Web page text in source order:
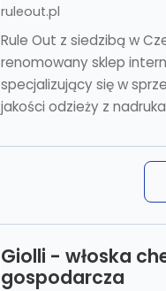
ruleout.pl
Rule Out z siedzibą w
renomowany sklep
specjalizujący się w
jakości odzieży z
Giolli - włoska
gospodarcza